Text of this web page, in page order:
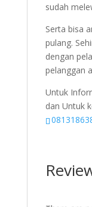
sudah
Serta bisa
pulang.
dengan
pelanggan
Untuk
dan Untuk